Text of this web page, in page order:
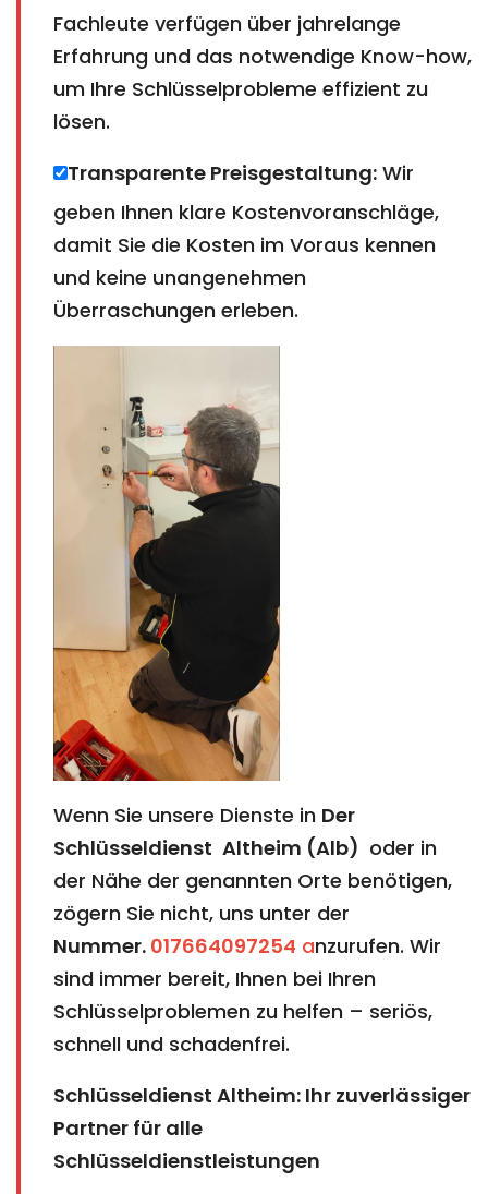
Fachleute verfügen über jahrelange
Erfahrung und das notwendige Know-how,
um Ihre Schlüsselprobleme effizient zu
lösen.
Transparente Preisgestaltung: Wir
geben Ihnen klare Kostenvoranschläge,
damit Sie die Kosten im Voraus kennen
und keine unangenehmen
Überraschungen erleben.
Wenn Sie unsere Dienste in Der
Schlüsseldienst Altheim (Alb) oder in
der Nähe der genannten Orte benötigen,
zögern Sie nicht, uns unter der
Nummer. 017664097254 anzurufen. Wir
sind immer bereit, Ihnen bei Ihren
Schlüsselproblemen zu helfen – seriös,
schnell und schadenfrei.
Schlüsseldienst Altheim: Ihr zuverlässiger
Partner für alle
Schlüsseldienstleistungen